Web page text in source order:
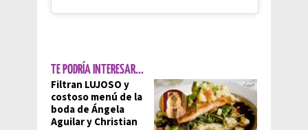
TE PODRÍA INTERESAR...
Filtran LUJOSO y
costoso menú de la
boda de Ángela
Aguilar y Christian